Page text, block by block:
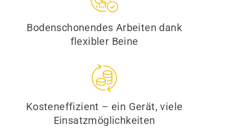
Bodenschonendes Arbeiten dank
flexibler Beine
Kosteneffizient – ein Gerät, viele
Einsatzmöglichkeiten